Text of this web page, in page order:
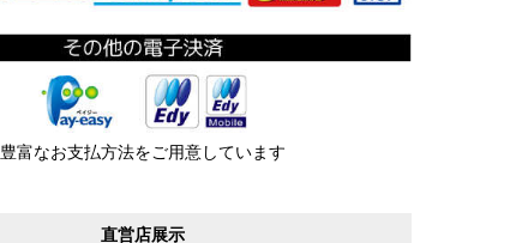
豊富なお支払方法をご用意しています
直営店展示